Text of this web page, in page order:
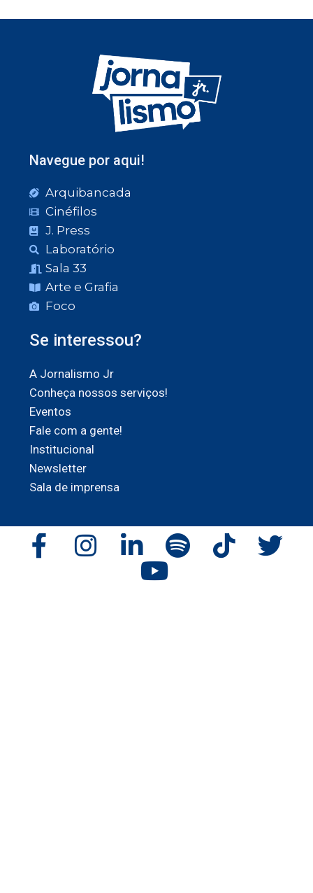
Navegue por aqui!
Arquibancada
Cinéfilos
J. Press
Laboratório
Sala 33
Arte e Grafia
Foco
Se interessou?
A Jornalismo Jr
Conheça nossos serviços!
Eventos
Fale com a gente!
Institucional
Newsletter
Sala de imprensa